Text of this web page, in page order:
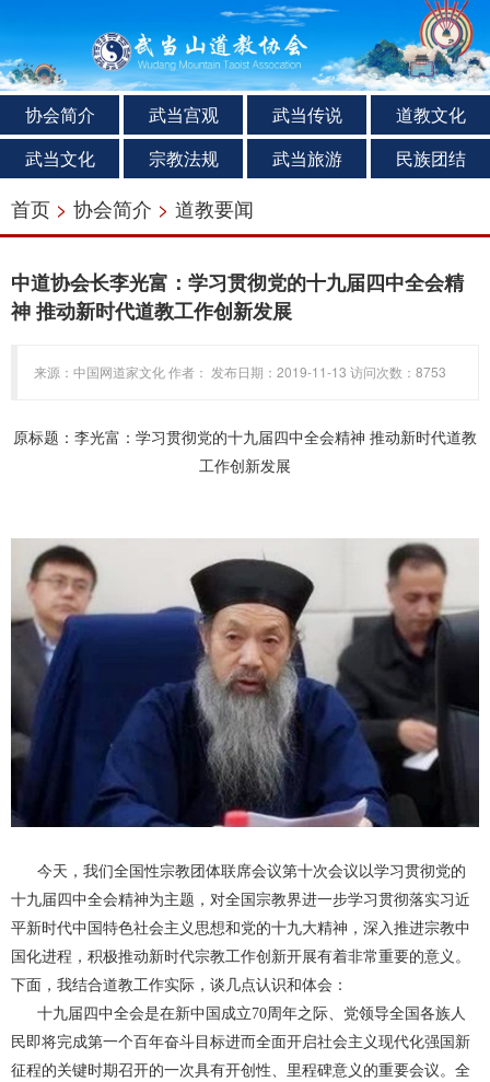
协会简介 武当宫观 武当传说
道教文化
武当文化
宗教法规 武当旅游 民族团结
首页 > 协会简介 > 道教要闻
中道协会长李光富：学习贯彻党的十九届四中全会精
神 推动新时代道教工作创新发展​
来源：中国网道家文化 作者： 发布日期：2019-11-13 访问次数：8753
原标题：李光富：学习贯彻党的十九届四中全会精神 推动新时代道教
工作创新发展
今天，我们全国性宗教团体联席会议第十次会议以学习贯彻党的
十九届四中全会精神为主题，对全国宗教界进一步学习贯彻落实习近
平新时代中国特色社会主义思想和党的十九大精神，深入推进宗教中
国化进程，积极推动新时代宗教工作创新开展有着非常重要的意义。
下面，我结合道教工作实际，谈几点认识和体会：
十九届四中全会是在新中国成立70周年之际、党领导全国各族人
民即将完成第一个百年奋斗目标进而全面开启社会主义现代化强国新
征程的关键时期召开的一次具有开创性、里程碑意义的重要会议。全